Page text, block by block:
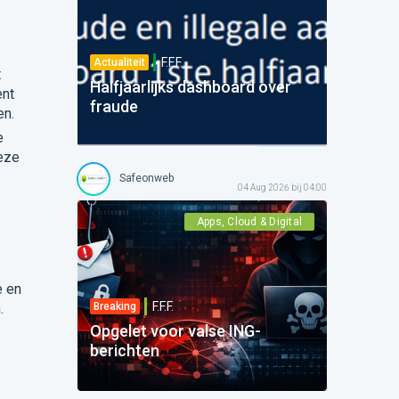
en
Actualiteit F.F.F.
Halfjaarlijks dashboard over
fraude
Safeonweb
04 Aug 2026 bij 04:00
Apps, Cloud & Digital
Breaking F.F.F.
Opgelet voor valse ING-
berichten